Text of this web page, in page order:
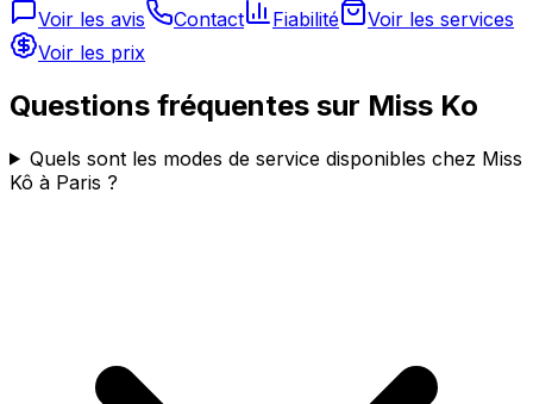
Voir les avis
Contact Fiabilité
Voir les services
Voir les prix
Questions fréquentes sur Miss Ko
Quels sont les modes de service disponibles chez Miss
Kô à Paris ?